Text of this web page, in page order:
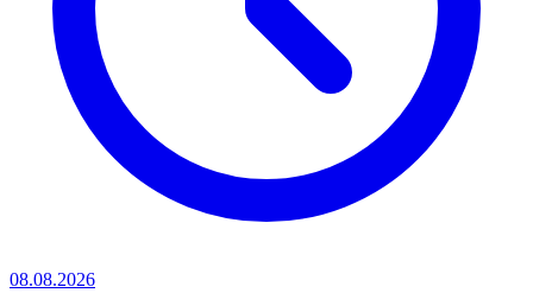
08.08.2026